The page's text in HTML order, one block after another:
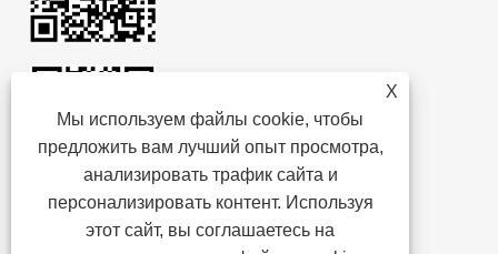
X
Мы используем файлы cookie, чтобы
предложить вам лучший опыт просмотра,
анализировать трафик сайта и
персонализировать контент. Используя
этот сайт, вы соглашаетесь на